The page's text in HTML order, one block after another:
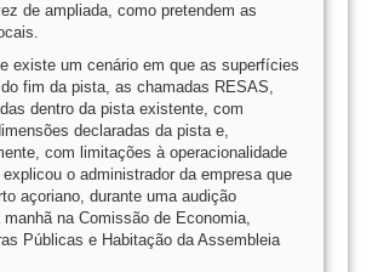
de ampliada, como pretendem as
existe um cenário em que as superfícies
fim da pista, as chamadas RESAS,
dentro da pista existente, com
declaradas da pista e,
com limitações à operacionalidade
explicou o administrador da empresa que
açoriano, durante uma audição
na Comissão de Economia,
Públicas e Habitação da Assembleia